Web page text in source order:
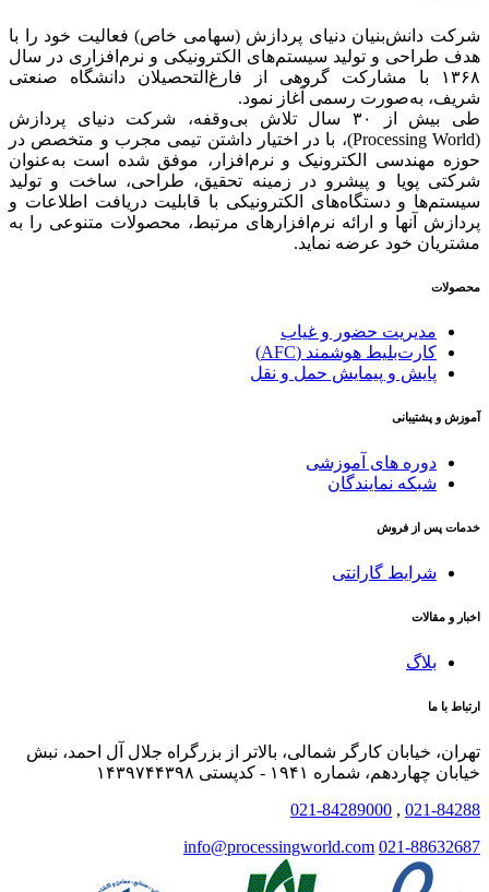
شرکت دانش‌بنیان دنیای پردازش (سهامی خاص) فعالیت خود را با
هدف طراحی و تولید سیستم‌های الکترونیکی و نرم‌افزاری در سال
۱۳۶۸ با مشارکت گروهی از فارغ‌التحصیلان دانشگاه صنعتی
شریف، به‌صورت رسمی آغاز نمود.
طی بیش از ۳۰ سال تلاش بی‌وقفه، شرکت دنیای پردازش
(Processing World)، با در اختیار داشتن تیمی مجرب و متخصص در
حوزه مهندسی الکترونیک و نرم‌افزار، موفق شده است به‌عنوان
شرکتی پویا و پیشرو در زمینه‌ تحقیق، طراحی، ساخت و تولید
سیستم‌ها و دستگاه‌های الکترونیکی با قابلیت دریافت اطلاعات و
پردازش آنها و ارائه‌ نرم‌افزارهای مرتبط، محصولات متنوعی را به
مشتریان خود عرضه نماید.
محصولات
مدیریت حضور و غیاب
کارت‌بلیط هوشمند (AFC)
پایش و پیمایش حمل و نقل
آموزش و پشتیبانی
دوره های آموزشی
شبکه نمایندگان
خدمات پس از فروش
شرایط گارانتی
اخبار و مقالات
بلاگ
ارتباط با ما
تهران، خیابان کارگر شمالی، بالاتر از بزرگراه جلال آل احمد، نبش
خیابان چهاردهم، شماره ۱۹۴۱ - کدپستی ۱۴۳۹۷۴۴۳۹۸
021-84288
,
021-84289000
021-88632687
info@processingworld.com